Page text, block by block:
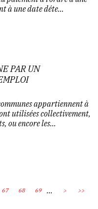
à une date déte...
PAR UN
appartiennent à
utilisées collectivement,
ou encore les...
67 68 69 ... > >>